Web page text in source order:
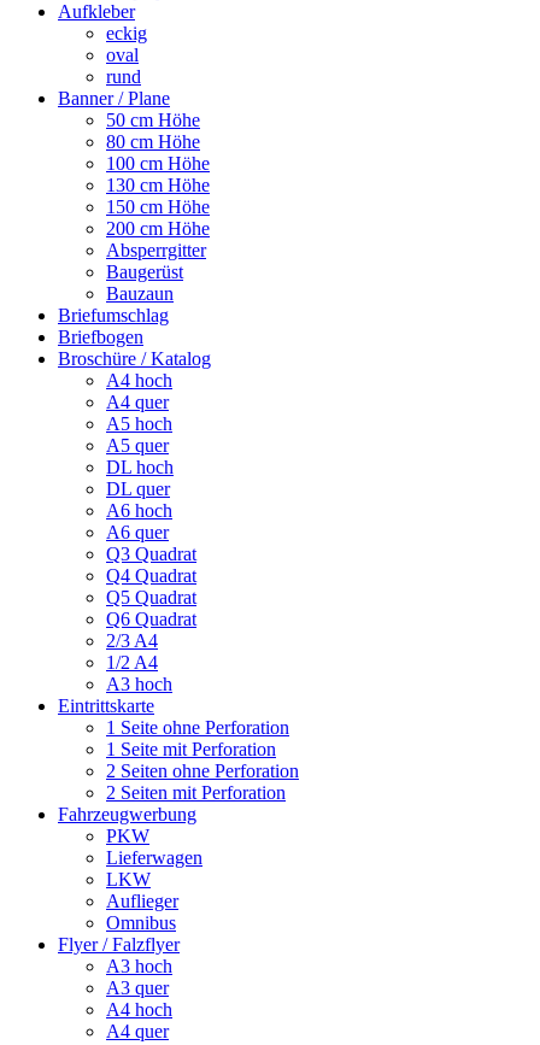
Aufkleber
eckig
oval
rund
Banner / Plane
50 cm Höhe
80 cm Höhe
100 cm Höhe
130 cm Höhe
150 cm Höhe
200 cm Höhe
Absperrgitter
Baugerüst
Bauzaun
Briefumschlag
Briefbogen
Broschüre / Katalog
A4 hoch
A4 quer
A5 hoch
A5 quer
DL hoch
DL quer
A6 hoch
A6 quer
Q3 Quadrat
Q4 Quadrat
Q5 Quadrat
Q6 Quadrat
2/3 A4
1/2 A4
A3 hoch
Eintrittskarte
1 Seite ohne Perforation
1 Seite mit Perforation
2 Seiten ohne Perforation
2 Seiten mit Perforation
Fahrzeugwerbung
PKW
Lieferwagen
LKW
Auflieger
Omnibus
Flyer / Falzflyer
A3 hoch
A3 quer
A4 hoch
A4 quer